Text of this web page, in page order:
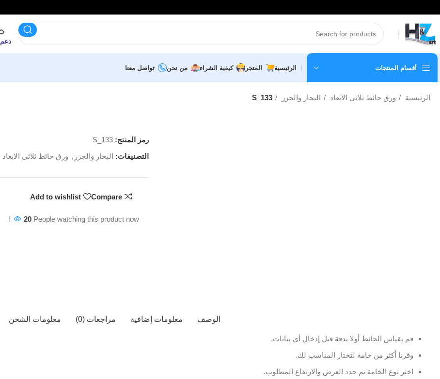
دعم 24/16
أقسام المنتجات الرئيسية المتجر كيفية الشراء من نحن تواصل معنا
الرئيسية ورق حائط ثلاثى الابعاد البحار والجزر S_133
رمز المنتج: S_133
التصنيفات: البحار والجزر , ورق حائط ثلاثى الابعاد
Compare
Add to wishlist
20 People watching this product now!
الوصف معلومات إضافية مراجعات (0) معلومات الشحن
قم بقياس الحائط أولا بدقة قبل إدخال أي بيانات.
وفرنا أكثر من خامة لتختار المناسب لك.
اختر نوع الخامة ثم حدد العرض والارتفاع المطلوب.